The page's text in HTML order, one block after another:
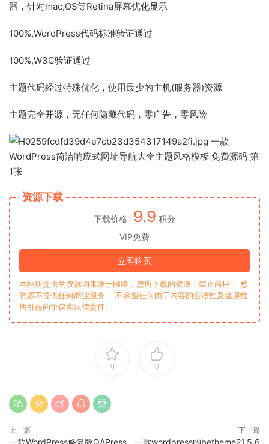
器，针对mac,OS等Retina屏幕优化显示
100%,WordPress代码标准验证通过
100%,W3C验证通过
主题代码经过特殊优化，使用最少的主机(服务器)资源
主题完全开源，无任何隐藏代码，零广告，零风险
资源下载
下载价格 9.9 积分
VIP免费
立即购买
本站所提供的资源均来源于网络，您所下载的资源，禁止商用； 愁
资源不提供任何商业服务， 不承担任何由于内容的合法性及健康性
所引起的争议和法律责任。
0 0
上一篇 下一篇